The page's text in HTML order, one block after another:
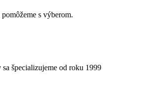
s výberom.
špecializujeme od roku 1999